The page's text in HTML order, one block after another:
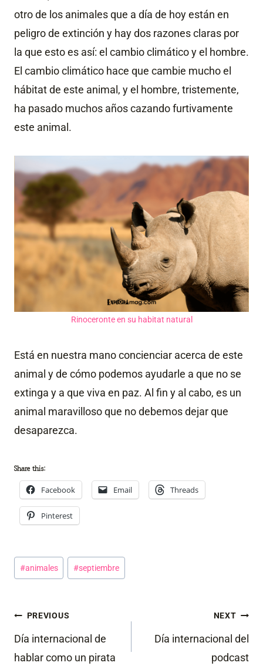
otro de los animales que a día de hoy están en
peligro de extinción y hay dos razones claras por
la que esto es así: el cambio climático y el hombre.
El cambio climático hace que cambie mucho el
hábitat de este animal, y el hombre, tristemente,
ha pasado muchos años cazando furtivamente
este animal.
Rinoceronte en su habitat natural
Está en nuestra mano concienciar acerca de este
animal y de cómo podemos ayudarle a que no se
extinga y a que viva en paz. Al fin y al cabo, es un
animal maravilloso que no debemos dejar que
desaparezca.
Share this:
Facebook Email Threads
Pinterest
Post
Tags:
#animales #septiembre
Post
navigation
PREVIOUS
Día internacional de
hablar como un pirata
NEXT
Día internacional del
podcast